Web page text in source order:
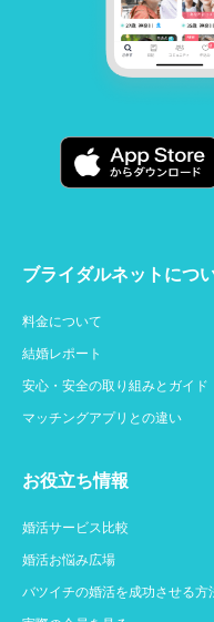
ブライダルネットにつ
料金について
結婚レポート
安心・安全の取り組みとガイド
マッチングアプリとの違い
お役立ち情報
婚活サービス比較
婚活お悩み広場
バツイチの婚活を成功させる方